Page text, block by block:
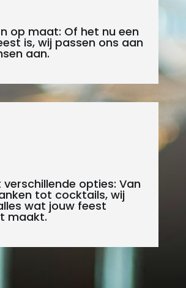
op maat: Of het nu een
is, wij passen ons aan
aan.
verschillende opties: Van
tot cocktails, wij
wat jouw feest
maakt.